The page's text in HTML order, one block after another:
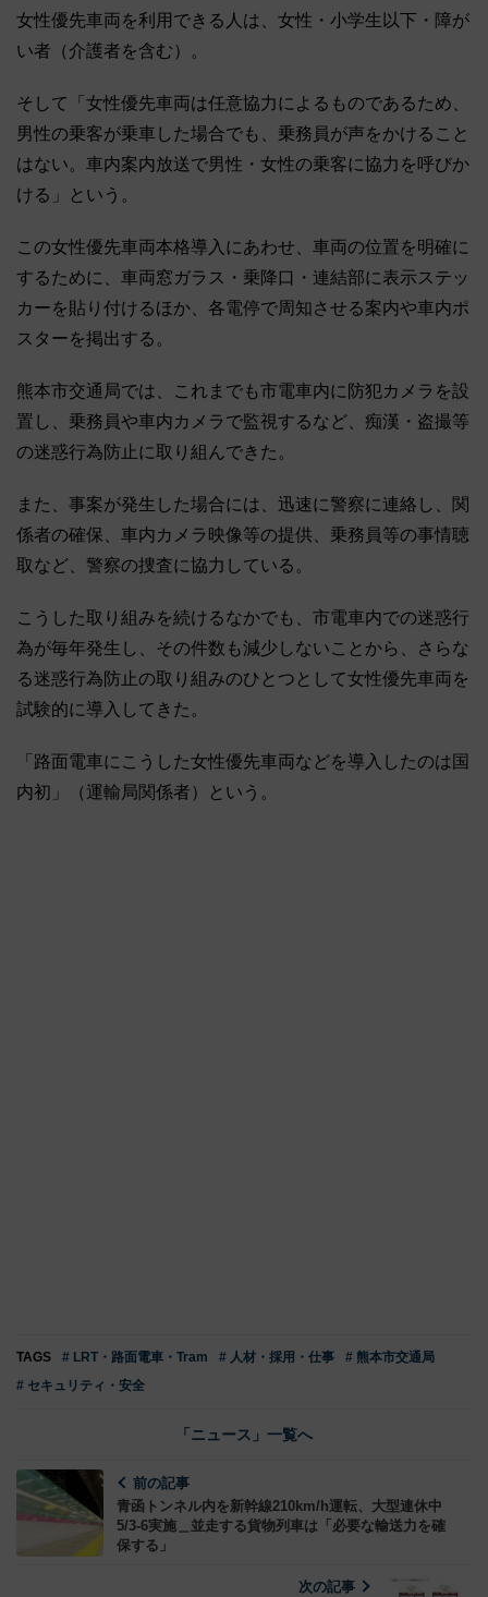
女性優先車両を利用できる人は、女性・小学生以下・障が
い者（介護者を含む）。
そして「女性優先車両は任意協力によるものであるため、
男性の乗客が乗車した場合でも、乗務員が声をかけること
はない。車内案内放送で男性・女性の乗客に協力を呼びか
ける」という。
この女性優先車両本格導入にあわせ、車両の位置を明確に
するために、車両窓ガラス・乗降口・連結部に表示ステッ
カーを貼り付けるほか、各電停で周知させる案内や車内ポ
スターを掲出する。
熊本市交通局では、これまでも市電車内に防犯カメラを設
置し、乗務員や車内カメラで監視するなど、痴漢・盗撮等
の迷惑行為防止に取り組んできた。
また、事案が発生した場合には、迅速に警察に連絡し、関
係者の確保、車内カメラ映像等の提供、乗務員等の事情聴
取など、警察の捜査に協力している。
こうした取り組みを続けるなかでも、市電車内での迷惑行
為が毎年発生し、その件数も減少しないことから、さらな
る迷惑行為防止の取り組みのひとつとして女性優先車両を
試験的に導入してきた。
「路面電車にこうした女性優先車両などを導入したのは国
内初」（運輸局関係者）という。
TAGS # LRT・路面電車・Tram # 人材・採用・仕事
# 熊本市交通局
# セキュリティ・安全
「ニュース」一覧へ
前の記事
青函トンネル内を新幹線210km/h運転、大型連休中
5/3-6実施＿並走する貨物列車は「必要な輸送力を確
保する」
次の記事